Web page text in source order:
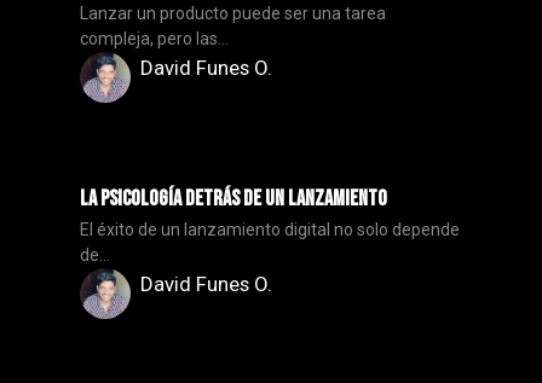
Lanzar un producto puede ser una tarea
compleja, pero las...
David Funes O.
La Psicología Detrás de un Lanzamiento
El éxito de un lanzamiento digital no solo depende
de...
David Funes O.